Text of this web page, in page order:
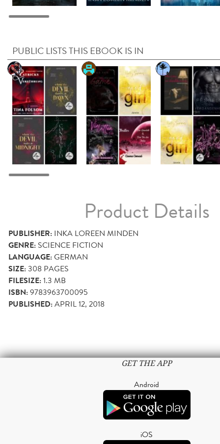
PUBLIC LISTS THIS EBOOK IS IN
Product Details
PUBLISHER: INKA LOREEN MINDEN
GENRE: SCIENCE FICTION
LANGUAGE:GERMAN
SIZE:308 PAGES
FILESIZE:1.3 MB
ISBN:9783963700095
PUBLISHED:APRIL 12, 2018
GET THE APP
Android
iOS